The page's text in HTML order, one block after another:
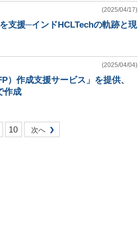
(2025/04/17)
支援─インドHCLTechの軌跡と現
(2025/04/04)
）作成支援サービス」を提供、
作成
10 次へ